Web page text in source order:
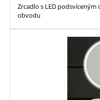
Zrcadlo s LED
obvodu